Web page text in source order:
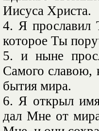
Иисуса Христа.
4. Я прославил
которое Ты
5. и ныне
Самого славою,
бытия мира.
6. Я открыл
дал Мне от